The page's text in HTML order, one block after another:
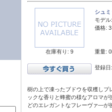
在庫有り: 9
シュ
モデル:
価格:
重量:
登録
樹の上で凍ったブドウを収穫しプ
ックな香りと蜂蜜の様なアロマ
どのエレガントなフレーヴァ―が